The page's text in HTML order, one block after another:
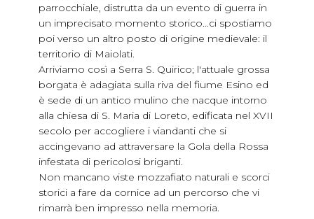
parrocchiale, distrutta da un evento di guerra in
un imprecisato momento storico…ci spostiamo
poi verso un altro posto di origine medievale: il
territorio di Maiolati.
Arriviamo così a Serra S. Quirico; l'attuale grossa
borgata è adagiata sulla riva del fiume Esino ed
è sede di un antico mulino che nacque intorno
alla chiesa di S. Maria di Loreto, edificata nel XVII
secolo per accogliere i viandanti che si
accingevano ad attraversare la Gola della Rossa
infestata di pericolosi briganti.
Non mancano viste mozzafiato naturali e scorci
storici a fare da cornice ad un percorso che vi
rimarrà ben impresso nella memoria.